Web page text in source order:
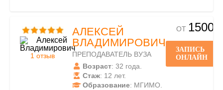
1 отзыв
АЛЕКСЕЙ
ВЛАДИМИРОВИЧ
ПРЕПОДАВАТЕЛЬ ВУЗА
Возраст: 32 года.
Стаж: 12 лет.
Образование: МГИМО.
ОТ 1500
ЗАПИСЬ
ОНЛАЙН